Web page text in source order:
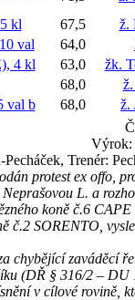
kl 67,5
ž.
val 64,0
4 kl 63,0
žk.
68,0
val b 68,0
ž.
Výrok:
Pecháček, Trenér:
protest ex offo,
L. a
koně č.6
č.2 SORENTO,
chybějící zaváděcí
(DŘ § 316/2 –
v cílové rovině,